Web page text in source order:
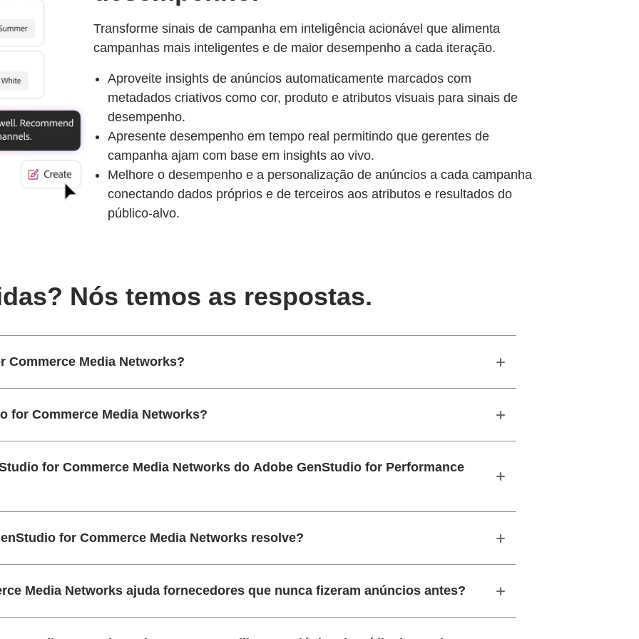
Transforme sinais de campanha em inteligência acionável que alimenta
campanhas mais inteligentes e de maior desempenho a cada iteração.
Aproveite insights de anúncios automaticamente marcados com
metadados criativos como cor, produto e atributos visuais para sinais de
desempenho.
Apresente desempenho em tempo real permitindo que gerentes de
campanha ajam com base em insights ao vivo.
Melhore o desempenho e a personalização de anúncios a cada campanha
conectando dados próprios e de terceiros aos atributos e resultados do
público-alvo.
Nós temos as respostas.
Commerce Media Networks?
for Commerce Media Networks?
for Commerce Media Networks do Adobe GenStudio for Performance
for Commerce Media Networks resolve?
Media Networks ajuda fornecedores que nunca fizeram anúncios antes?